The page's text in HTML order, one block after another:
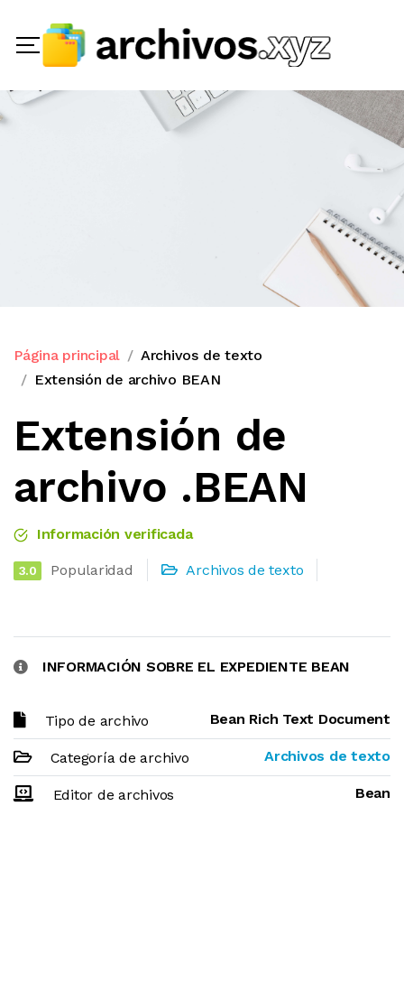
Página principal
Archivos de texto
Extensión de archivo BEAN
Extensión de
archivo .BEAN
Información verificada
3.0 Popularidad Archivos de texto
INFORMACIÓN SOBRE EL EXPEDIENTE BEAN
Tipo de archivo Bean Rich Text Document
Categoría de archivo Archivos de texto
Editor de archivos Bean